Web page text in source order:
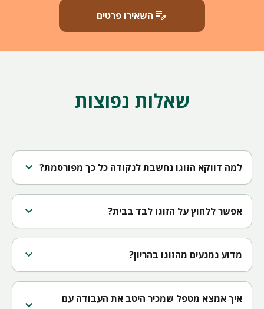
edit_note השאירו פרטים
שאלות נפוצות
למה דווקא הזוגו נחשבת לנקודה כל כך מפורסמת? expand_more
אפשר ללחוץ על הזוגו לבד בבית? expand_more
מדוע נמנעים מהזוגו בהריון? expand_more
איך אמצא מטפל שמכיר היטב את העבודה עם
expand_more